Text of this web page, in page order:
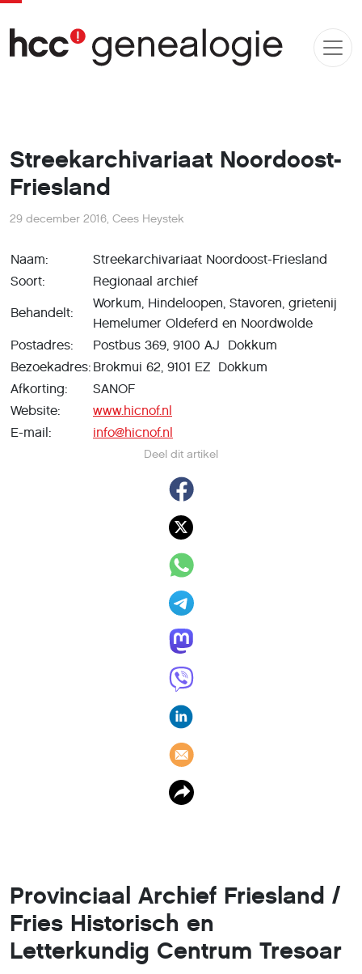
Streekarchivariaat Noordoost-
Friesland
Deel dit artikel
29 december 2016, Cees Heystek
Naam:
Streekarchivariaat Noordoost-Friesland
Soort:
Regionaal archief
Behandelt:
Workum, Hindeloopen, Stavoren, grietenij
Hemelumer Oldeferd en Noordwolde
Postadres:
Postbus 369, 9100 AJ Dokkum
Bezoekadres: Brokmui 62, 9101 EZ Dokkum
Afkorting:
SANOF
Website:
www.hicnof.nl
E-mail:
info@hicnof.nl
Provinciaal Archief Friesland /
Fries Historisch en
Letterkundig Centrum Tresoar